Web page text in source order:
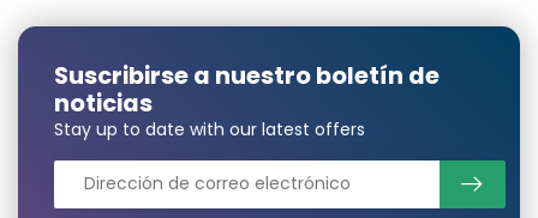
Suscribirse a nuestro boletín de
noticias
Stay up to date with our latest offers